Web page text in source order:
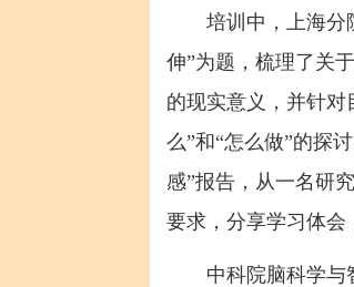
培训中，上海分院
伸”为题，梳理了关
的现实意义，并针
么”和“怎么做”的探
感”报告，从一名研
要求，分享学习体会
中科院脑科学与智